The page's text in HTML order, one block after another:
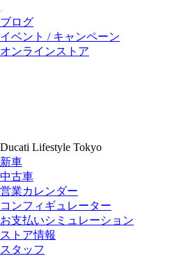
ブログ
イベント / キャンペーン
オンラインストア
Ducati Lifestyle Tokyo
新車
中古車
営業カレンダー
コンフィギュレーター
お支払いシミュレーション
ストア情報
スタッフ